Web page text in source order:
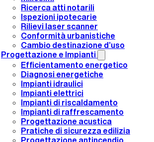
Ricerca atti notarili
Ispezioni ipotecarie
Rilievi laser scanner
Conformità urbanistiche
Cambio destinazione d’uso
Progettazione e Impianti
Efficientamento energetico
Diagnosi energetiche
Impianti idraulici
Impianti elettrici
Impianti di riscaldamento
Impianti di raffrescamento
Progettazione acustica
Pratiche di sicurezza edilizia
Progettazione antincendio